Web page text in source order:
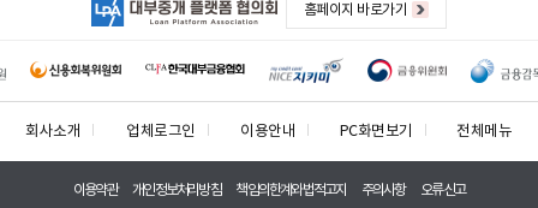
홈페이지 바로가기
회사소개 업체로그인 이용안내 PC화면보기 전체메뉴
이용약관 개인정보처리방침 책임의한계와법적고지 주의사항 오류신고